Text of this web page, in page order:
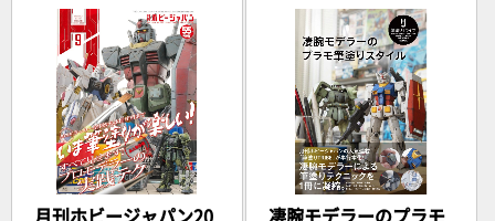
月刊ホビージャパン20
凄腕モデラーのプラモ